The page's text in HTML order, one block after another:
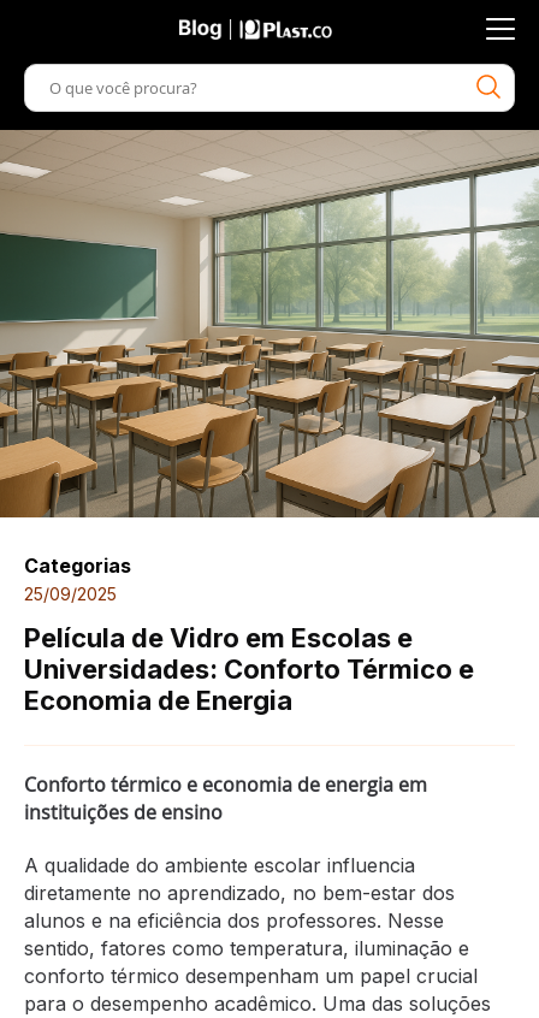
Categorias
25/09/2025
Película de Vidro em Escolas e
Universidades: Conforto Térmico e
Economia de Energia
Conforto térmico e economia de energia em
instituições de ensino
A qualidade do ambiente escolar influencia
diretamente no aprendizado, no bem-estar dos
alunos e na eficiência dos professores. Nesse
sentido, fatores como temperatura, iluminação e
conforto térmico desempenham um papel crucial
para o desempenho acadêmico. Uma das soluções